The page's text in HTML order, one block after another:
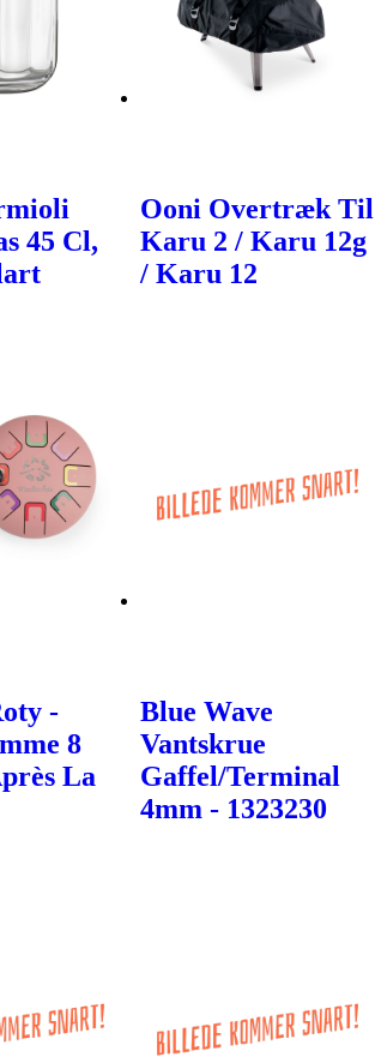
45 Cl,
Ooni Overtræk Til
Karu 2 / Karu 12g
/ Karu 12
-
8
La
Blue Wave
Vantskrue
Gaffel/Terminal
4mm - 1323230